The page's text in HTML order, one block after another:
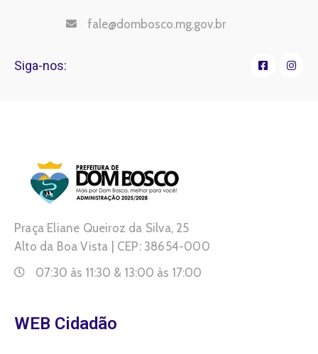
fale@dombosco.mg.gov.br
Siga-nos:
Praça Eliane Queiroz da Silva, 25
Alto da Boa Vista | CEP: 38654-000
07:30 às 11:30 & 13:00 às 17:00
WEB Cidadão